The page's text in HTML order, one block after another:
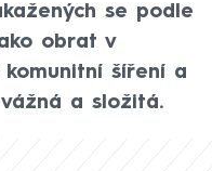
se podle
obrat v
šíření a
a složitá.